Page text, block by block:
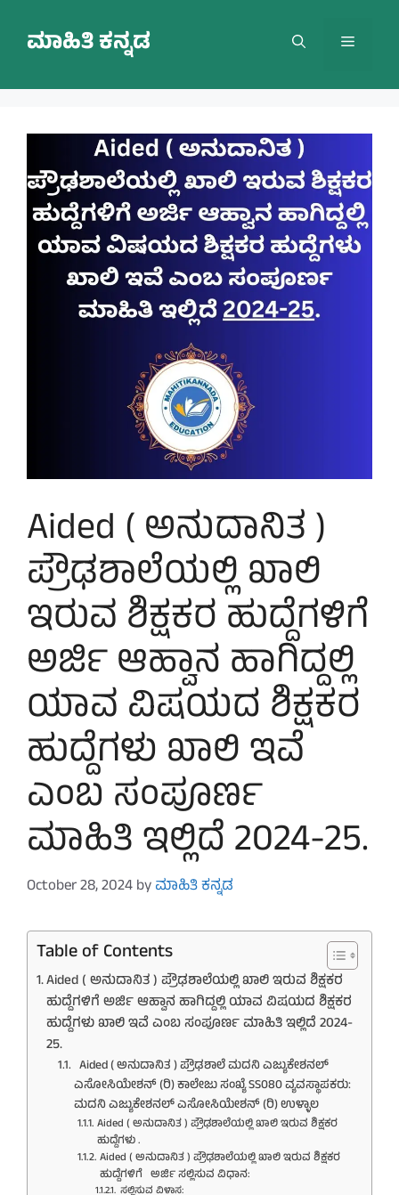
contentಮಾಹಿತಿ ಕನ್ನಡ Menu
Aided ( ಅನುದಾನಿತ )
ಪ್ರೌಢಶಾಲೆಯಲ್ಲಿ ಖಾಲಿ
ಇರುವ ಶಿಕ್ಷಕರ ಹುದ್ದೆಗಳಿಗೆ
ಅರ್ಜಿ ಆಹ್ವಾನ ಹಾಗಿದ್ದಲ್ಲಿ
ಯಾವ ವಿಷಯದ ಶಿಕ್ಷಕರ
ಹುದ್ದೆಗಳು ಖಾಲಿ ಇವೆ
ಎಂಬ ಸಂಪೂರ್ಣ
ಮಾಹಿತಿ ಇಲ್ಲಿದೆ 2024-25.
October 28, 2024byಮಾಹಿತಿ ಕನ್ನಡ
Table of Contents
Aided ( ಅನುದಾನಿತ ) ಪ್ರೌಢಶಾಲೆಯಲ್ಲಿ ಖಾಲಿ ಇರುವ ಶಿಕ್ಷಕರ
ಹುದ್ದೆಗಳಿಗೆ ಅರ್ಜಿ ಆಹ್ವಾನ ಹಾಗಿದ್ದಲ್ಲಿ ಯಾವ ವಿಷಯದ ಶಿಕ್ಷಕರ
ಹುದ್ದೆಗಳು ಖಾಲಿ ಇವೆ ಎಂಬ ಸಂಪೂರ್ಣ ಮಾಹಿತಿ ಇಲ್ಲಿದೆ 2024-
25.
Aided ( ಅನುದಾನಿತ ) ಪ್ರೌಢಶಾಲೆ ಮದನಿ ಎಜ್ಯುಕೇಶನಲ್
ಎಸೋಸಿಯೇಶನ್ (ರಿ) ಕಾಲೇಜು ಸಂಖ್ಯೆ SS080 ವ್ಯವಸ್ಥಾಪಕರು:
ಮದನಿ ಎಜ್ಯುಕೇಶನಲ್ ಎಸೋಸಿಯೇಶನ್ (ರಿ) ಉಳ್ಳಾಲ
Aided ( ಅನುದಾನಿತ ) ಪ್ರೌಢಶಾಲೆಯಲ್ಲಿ ಖಾಲಿ ಇರುವ ಶಿಕ್ಷಕರ
ಹುದ್ದೆಗಳು .
Aided ( ಅನುದಾನಿತ ) ಪ್ರೌಢಶಾಲೆಯಲ್ಲಿ ಖಾಲಿ ಇರುವ ಶಿಕ್ಷಕರ
ಹುದ್ದೆಗಳಿಗೆ ಅರ್ಜಿ ಸಲ್ಲಿಸುವ ವಿಧಾನ:
ಸಲ್ಲಿಸುವ ವಿಳಾಸ: